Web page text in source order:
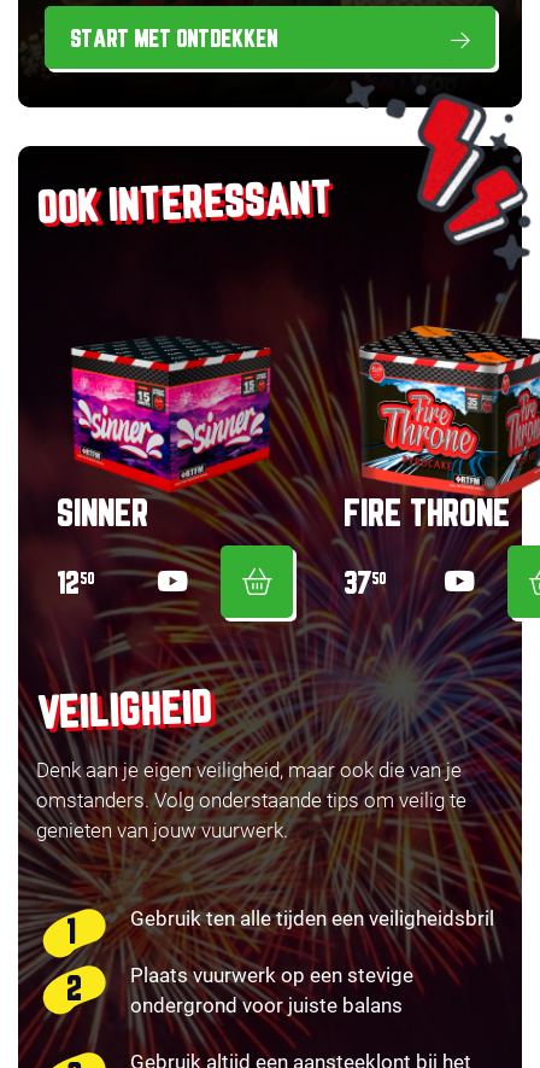
START MET ONTDEKKEN
OOK INTERESSANT
SINNER
1250
FIRE THRONE
3750
VEILIGHEID
Denk aan je eigen veiligheid, maar ook die van je
omstanders. Volg onderstaande tips om veilig te
genieten van jouw vuurwerk.
Gebruik ten alle tijden een veiligheidsbril
Plaats vuurwerk op een stevige
ondergrond voor juiste balans
Gebruik altijd een aansteeklont bij het